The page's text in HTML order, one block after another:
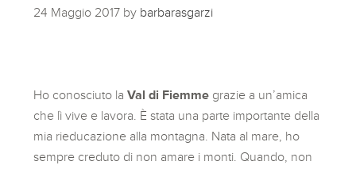
24 Maggio 2017 by barbarasgarzi
Ho conosciuto laVal di Fiemme grazie a un’amica
che lì vive e lavora. È stata una parte importante della
mia rieducazione alla montagna. Nata al mare, ho
sempre creduto di non amare i monti. Quando, non